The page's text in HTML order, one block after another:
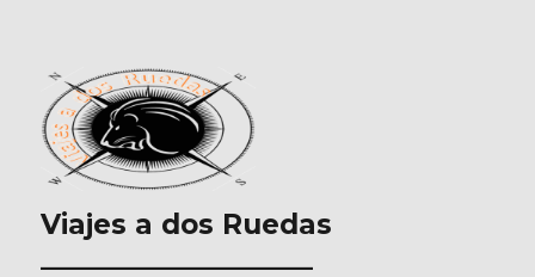
Viajes a dos Ruedas
___________________